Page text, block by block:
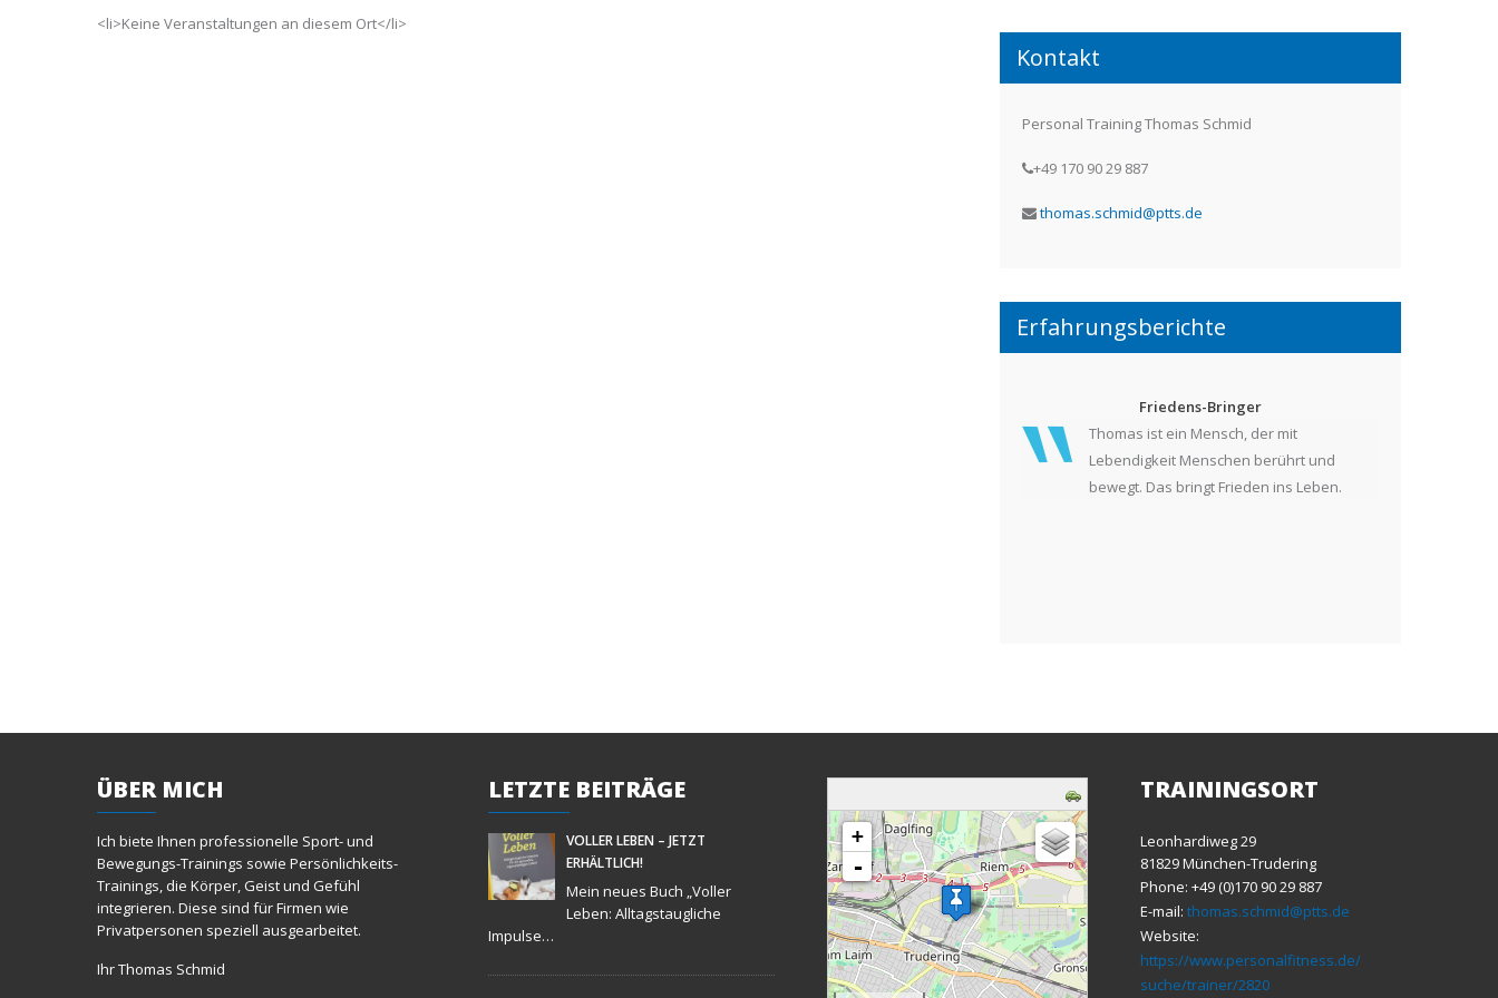
<li>Keine Veranstaltungen an diesem Ort</li>
Kontakt
Personal Training Thomas Schmid
+49 170 90 29 887
thomas.schmid@ptts.de
Erfahrungsberichte
Friedens-Bringer
Thomas ist ein Mensch, der mit
Lebendigkeit Menschen berührt und
bewegt. Das bringt Frieden ins Leben.
ÜBERMICH
Ich biete Ihnen professionelle Sport- und
Bewegungs-Trainings sowie Persönlichkeits-
Trainings, die Körper, Geist und Gefühl
integrieren. Diese sind für Firmen wie
Privatpersonen speziell ausgearbeitet.
Ihr Thomas Schmid
LETZTEBEITRÄGE
VOLLER LEBEN – JETZT
ERHÄLTLICH!
Mein neues Buch „Voller
Leben: Alltagstaugliche
Impulse…
Karte wird geladen - bitte warten...
+
-
TRAININGSORT
Leonhardiweg 29
81829 München-Trudering
Phone: +49 (0)170 90 29 887
E-mail: thomas.schmid@ptts.de
Website:
https://www.personalfitness.de/
suche/trainer/2820